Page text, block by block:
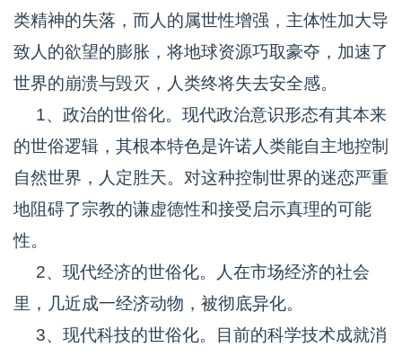
类精神的失落，而人的属世性增强，主体性加大导
致人的欲望的膨胀，将地球资源巧取豪夺，加速了
世界的崩溃与毁灭，人类终将失去安全感。
1、政治的世俗化。现代政治意识形态有其本来
的世俗逻辑，其根本特色是许诺人类能自主地控制
自然世界，人定胜天。对这种控制世界的迷恋严重
地阻碍了宗教的谦虚德性和接受启示真理的可能
性。
2、现代经济的世俗化。人在市场经济的社会
里，几近成一经济动物，被彻底异化。
3、现代科技的世俗化。目前的科学技术成就消